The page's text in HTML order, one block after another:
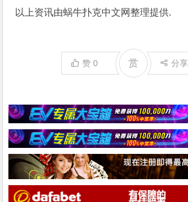
以上资讯由蜗牛扑克中文网整理提供.
赞0 赏 分享